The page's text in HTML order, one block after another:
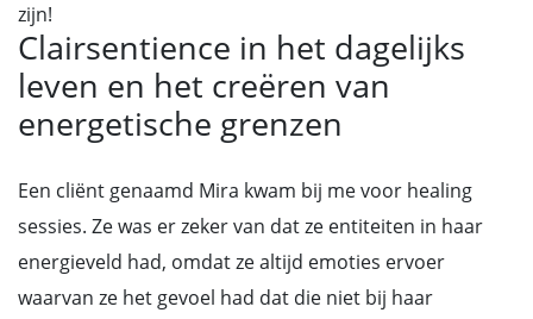
zijn!
Clairsentience in het dagelijks
leven en het creëren van
energetische grenzen
Een cliënt genaamd Mira kwam bij me voor healing
sessies. Ze was er zeker van dat ze entiteiten in haar
energieveld had, omdat ze altijd emoties ervoer
waarvan ze het gevoel had dat die niet bij haar